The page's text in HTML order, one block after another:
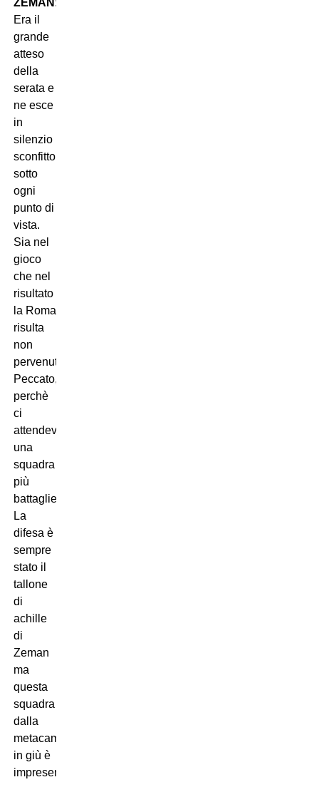
ZEMAN :
Era il
grande
atteso
della
serata e
ne esce
in
silenzio
sconfitto
sotto
ogni
punto di
vista.
Sia nel
gioco
che nel
risultato
la Roma
risulta
non
pervenuta.
Peccato,
perchè
ci
attendevamo
una
squadra
più
battagliera.
La
difesa è
sempre
stato il
tallone
di
achille
di
Zeman
ma
questa
squadra
dalla
metacampo
in giù è
impresentabile.